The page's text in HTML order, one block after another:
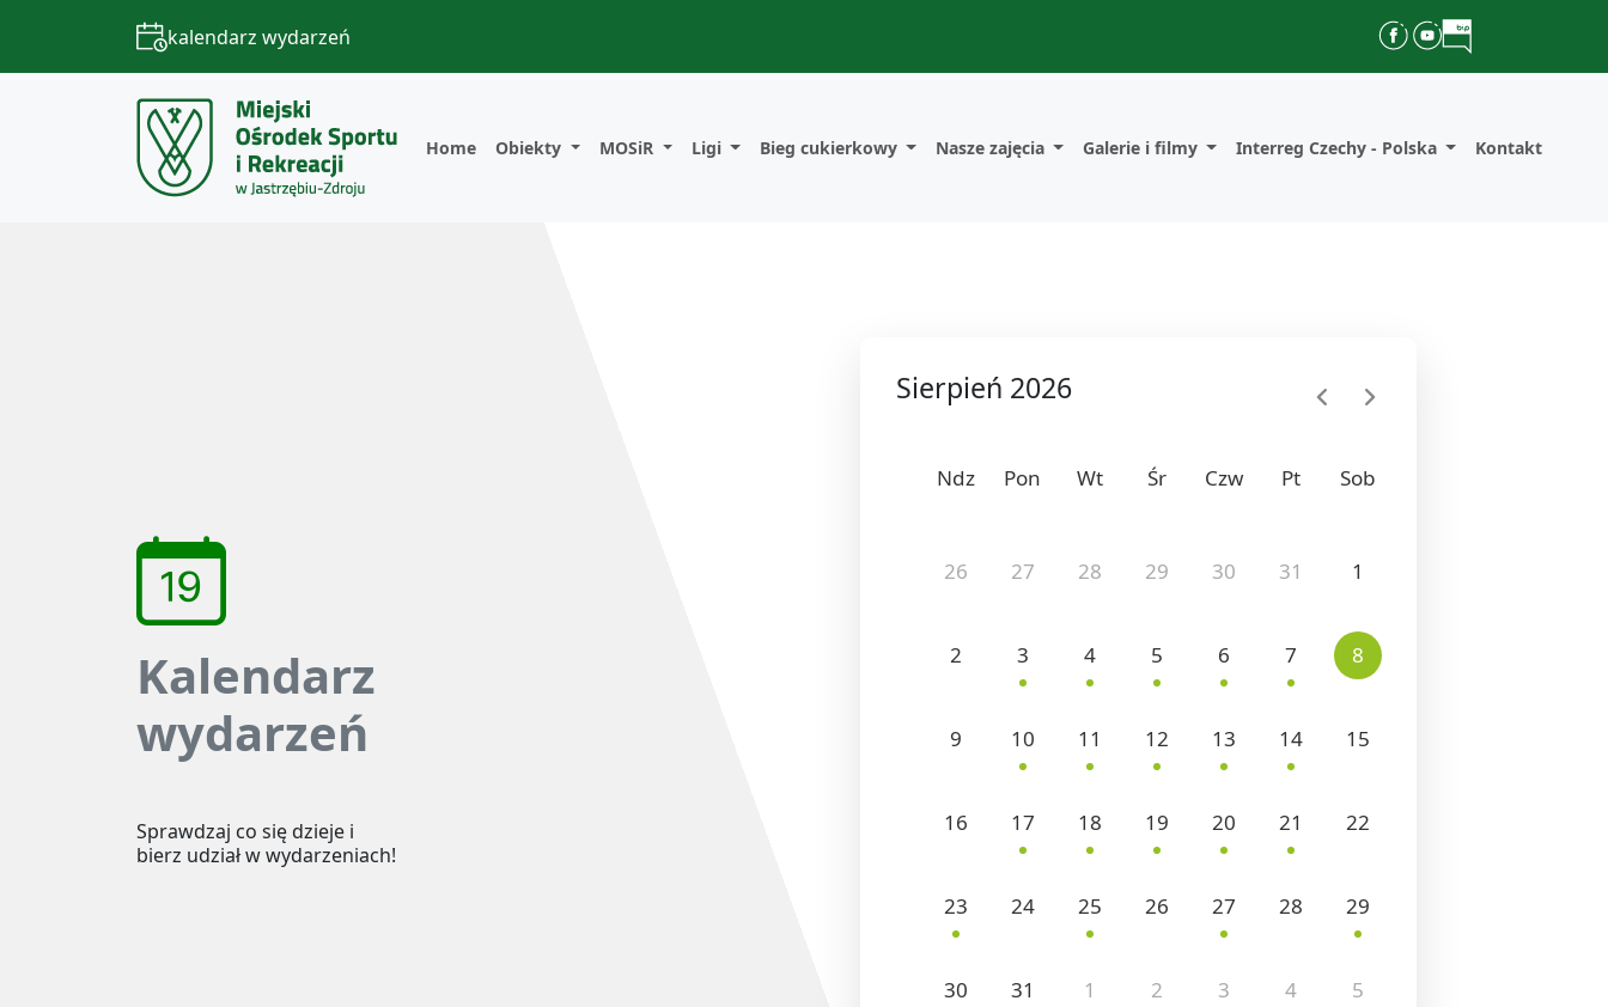
kalendarz wydarzeń
Home Obiekty MOSiR Ligi Bieg cukierkowy Nasze zajęcia Galerie i filmy Interreg Czechy - Polska Kontakt
Kalendarz
wydarzeń
Sprawdzaj co się dzieje i
bierz udział w wydarzeniach!
Sierpień 2026 chevron_left chevron_right
Ndz Pon Wt Śr Czw Pt Sob
26 27 28 29 30 31 1
2 3 4 5 6 7 8
9 10 11 12 13 14 15
16 17 18 19 20 21 22
23 24 25 26 27 28 29
30 31 1 2 3 4 5